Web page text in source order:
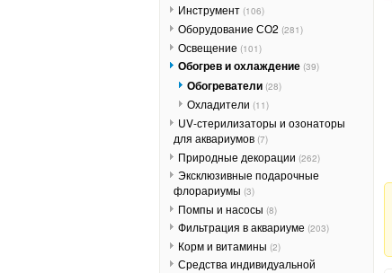
Инструмент (106)
Оборудование СО2 (281)
Освещение (101)
Обогрев и охлаждение (39)
Обогреватели (28)
Охладители (11)
UV-стерилизаторы и озонаторы
для аквариумов (7)
Природные декорации (262)
Эксклюзивные подарочные
флорариумы (3)
Помпы и насосы (8)
Фильтрация в аквариуме (203)
Корм и витамины (2)
Средства индивидуальной